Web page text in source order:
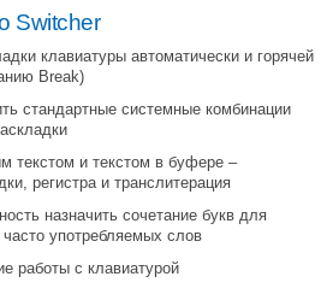
Switcher
клавиатуры автоматически и горячей
Break)
стандартные системные комбинации
текстом и текстом в буфере –
регистра и транслитерация
назначить сочетание букв для
употребляемых слов
работы с клавиатурой